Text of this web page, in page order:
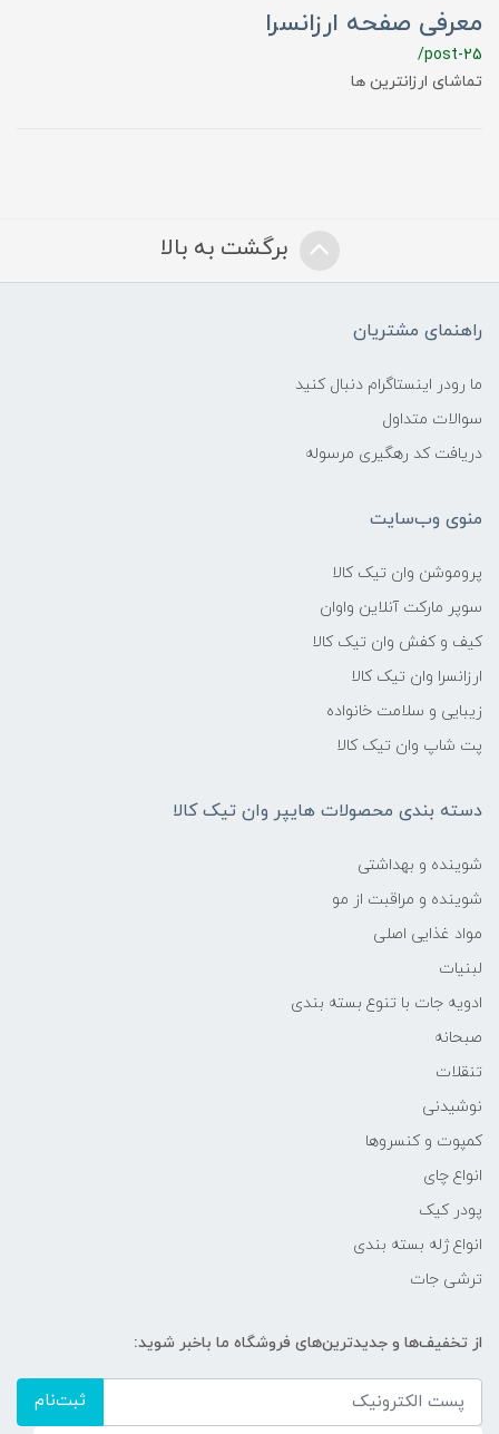
معرفی صفحه ارزانسرا
/post-25
تماشای ارزانترین ها
برگشت به بالا
راهنمای مشتریان
ما رودر اینستاگرام دنبال کنید
سوالات متداول
دریافت کد رهگیری مرسوله
منوی وب‌سایت
پروموشن وان تیک کالا
سوپر مارکت آنلاین واوان
کیف و کفش وان تیک کالا
ارزانسرا وان تیک کالا
زیبایی و سلامت خانواده
پت شاپ وان تیک کالا
دسته بندی محصولات هایپر وان تیک کالا
شوینده و بهداشتی
شوینده و مراقبت از مو
مواد غذایی اصلی
لبنیات
ادویه جات با تنوع بسته بندی
صبحانه
تنقلات
نوشیدنی
کمپوت و کنسروها
انواع چای
پودر کیک
انواع ژله بسته بندی
ترشی جات
از تخفیف‌ها و جدیدترین‌های فروشگاه ما باخبر شوید:
ثبت‌نام